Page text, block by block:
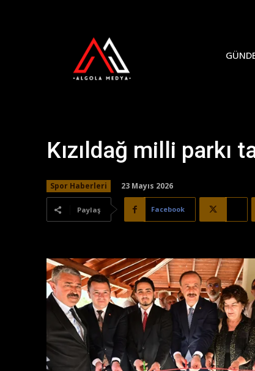
Kızıldağ milli parkı
Spor Haberleri 23 Mayıs 2026
Paylaş Facebook